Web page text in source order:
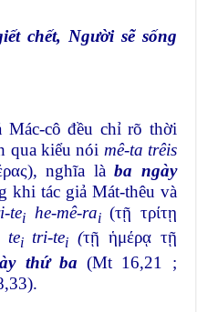
chết, Người sẽ sống
Mác-cô đều chỉ rõ thời
qua kiểu nói mê-ta trêis
nghĩa làba ngày
khi tác giả Mát-thêu và
teihe-mê-rai(τῇ τρίτῃ
teitri-tei (τῇ ἡμέρᾳ τῇ
thứ ba (Mt 16,21 ;